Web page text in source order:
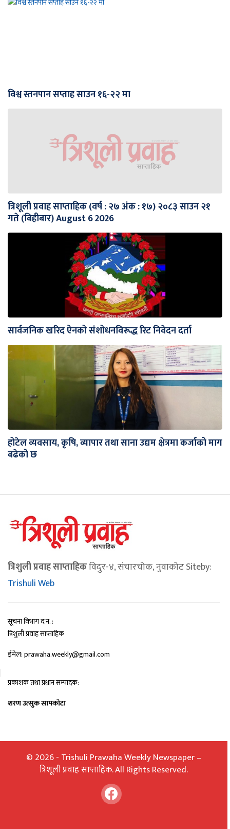
विश्व स्तनपान सप्ताह साउन १६-२२ मा
त्रिशूली प्रवाह साप्ताहिक (वर्ष : २७ अंक : १७) २०८३ साउन २१
गते (बिहीबार) August 6 2026
सार्वजनिक खरिद ऐनको संशोधनविरूद्ध रिट निवेदन दर्ता
होटेल व्यवसाय, कृषि, व्यापार तथा साना उद्यम क्षेत्रमा कर्जाको माग
बढेको छ
त्रिशुली प्रवाह साप्ताहिकविदुर-४, संचारचोक, नुवाकोट Siteby:
Trishuli Web
सूचना विभाग द.न. :
त्रिशुली प्रवाह साप्ताहिक
ईमेल: prawaha.weekly@gmail.com
प्रकाशक तथा प्रधान सम्पादक:
शरण उत्सुक सापकोटा
© 2026 - Trishuli Prawaha Weekly Newspaper –
त्रिशूली प्रवाह साप्ताहिक. All Rights Reserved.